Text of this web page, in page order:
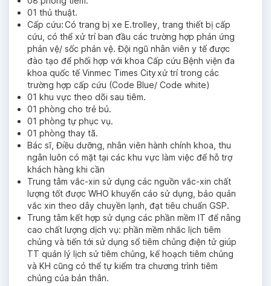
01 thủ thuật.
Cấp cứu: Có trang bị xe E.trolley, trang thiết bị cấp
cứu, có thể xử trí ban đầu các trường hợp phản ứng
phản vệ/ sốc phản vệ. Đội ngũ nhân viên y tế được
đào tạo để phối hợp với khoa Cấp cứu Bệnh viện đa
khoa quốc tế Vinmec Times City xử trí trong các
trường hợp cấp cứu (Code Blue/ Code white)
01 khu vực theo dõi sau tiêm.
01 phòng cho trẻ bú.
01 phòng tự phục vụ.
01 phòng thay tã.
Bác sĩ, Điều dưỡng, nhân viên hành chính khoa, thu
ngân luôn có mặt tại các khu vực làm việc để hỗ trợ
khách hàng khi cần
Trung tâm vắc-xin sử dụng các nguồn vắc-xin chất
lượng tốt được WHO khuyến cáo sử dụng, bảo quản
vắc xin theo dây chuyền lạnh, đạt tiêu chuẩn GSP.
Trung tâm kết hợp sử dụng các phần mềm IT để nâng
cao chất lượng dịch vụ: phần mềm nhắc lịch tiêm
chủng và tiến tới sử dụng sổ tiêm chủng điện tử giúp
TT quản lý lịch sử tiêm chủng, kế hoạch tiêm chủng
và KH cũng có thể tự kiểm tra chương trình tiêm
chủng của bản thân.